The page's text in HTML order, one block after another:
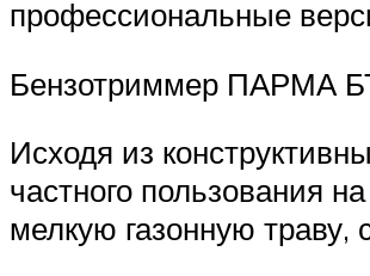
профессиональные
Бензотриммер ПАРМА
Исходя из
частного пользования
мелкую газонную траву,